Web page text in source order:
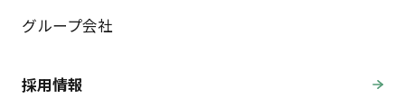
グループ会社
採用情報